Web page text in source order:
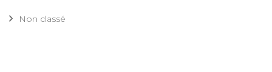
Non classé